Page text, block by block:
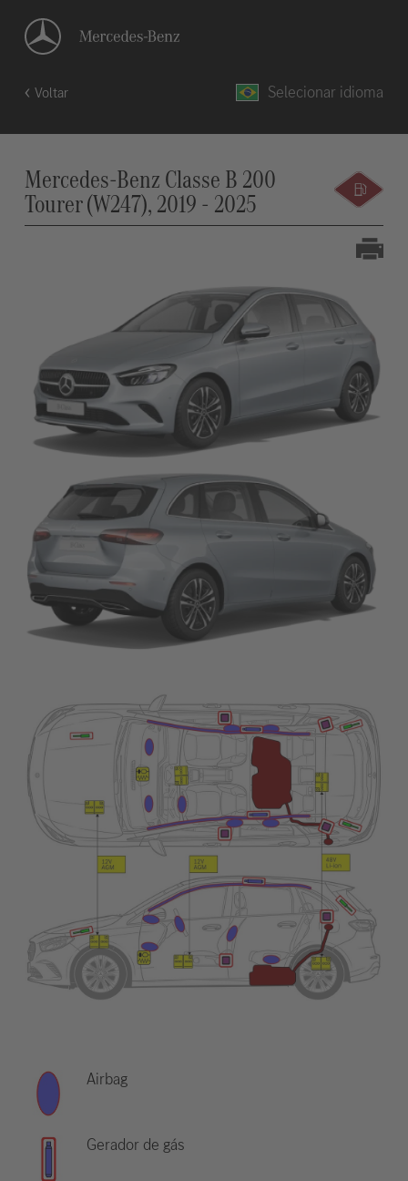
Voltar Selecionar idioma
Mercedes-Benz Classe B 200
Tourer (W247), 2019 - 2025
Airbag
Gerador de gás